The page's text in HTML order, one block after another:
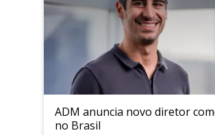
ADM anuncia novo diretor
no Brasil